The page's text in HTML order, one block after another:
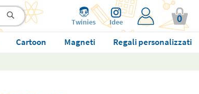
Twinies Idee 0
Cartoon Magneti
Regali personalizzati